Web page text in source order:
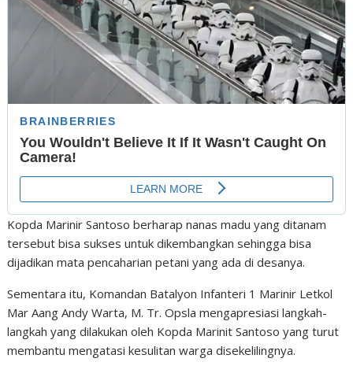
Kopda Marinir Santoso berharap nanas madu yang ditanam
tersebut bisa sukses untuk dikembangkan sehingga bisa
dijadikan mata pencaharian petani yang ada di desanya.
Sementara itu, Komandan Batalyon Infanteri 1 Marinir Letkol
Mar Aang Andy Warta, M. Tr. Opsla mengapresiasi langkah-
langkah yang dilakukan oleh Kopda Marinit Santoso yang turut
membantu mengatasi kesulitan warga disekelilingnya.